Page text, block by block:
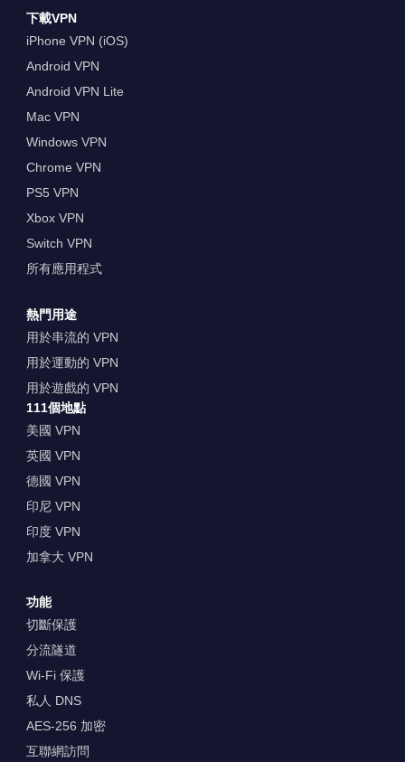
下載VPN
iPhone VPN (iOS)
Android VPN
Android VPN Lite
Mac VPN
Windows VPN
Chrome VPN
PS5 VPN
Xbox VPN
Switch VPN
所有應用程式
熱門用途
用於串流的 VPN
用於運動的 VPN
用於遊戲的 VPN
111個地點
美國 VPN
英國 VPN
德國 VPN
印尼 VPN
印度 VPN
加拿大 VPN
功能
切斷保護
分流隧道
Wi-Fi 保護
私人 DNS
AES-256 加密
互聯網訪問